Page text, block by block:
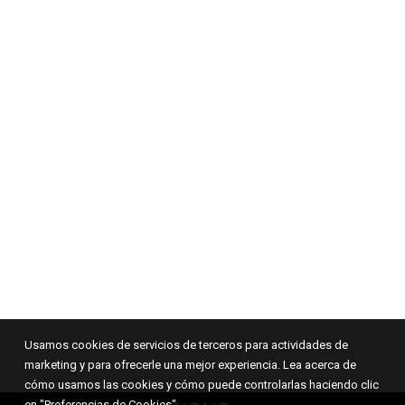
Usamos cookies de servicios de terceros para actividades de
marketing y para ofrecerle una mejor experiencia. Lea acerca de
cómo usamos las cookies y cómo puede controlarlas haciendo clic